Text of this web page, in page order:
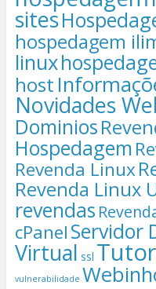
sites
hospedagem
linux
host
Novidades
Dominios
Hospedagem
Revenda Linux
Revenda Linux
revendas
cPanelServidor
Virtual ssl
vulnerabilidade